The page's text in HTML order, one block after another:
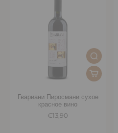
Гвариани Пиросмани сухое
красное вино
€13,90